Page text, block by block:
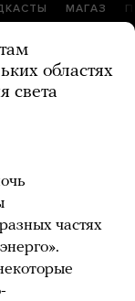
МАГАЗ
областях
света
частях